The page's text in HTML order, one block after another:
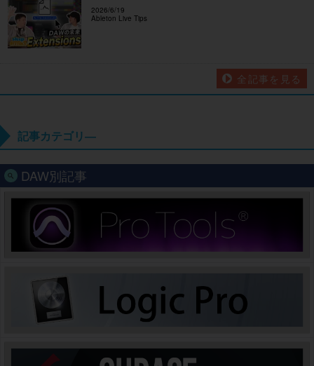
2026/6/19
Ableton Live Tips
全記事を見る
記事カテゴリ―
DAW別記事